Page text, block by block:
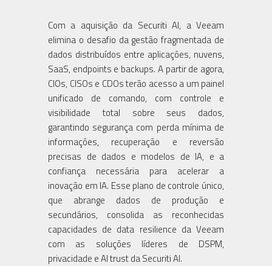
Com a aquisição da Securiti AI, a Veeam
elimina o desafio da gestão fragmentada de
dados distribuídos entre aplicações, nuvens,
SaaS, endpoints e backups. A partir de agora,
CIOs, CISOs e CDOs terão acesso a um painel
unificado de comando, com controle e
visibilidade total sobre seus dados,
garantindo segurança com perda mínima de
informações, recuperação e reversão
precisas de dados e modelos de IA, e a
confiança necessária para acelerar a
inovação em IA. Esse plano de controle único,
que abrange dados de produção e
secundários, consolida as reconhecidas
capacidades de data resilience da Veeam
com as soluções líderes de DSPM,
privacidade e AI trust da Securiti AI.